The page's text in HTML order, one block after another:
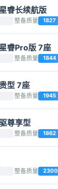
睿长续航版
整备质量 1827
睿Pro版 7座
整备质量 1844
型 7座
整备质量 1945
尊享型
整备质量 1862
整备质量 2300